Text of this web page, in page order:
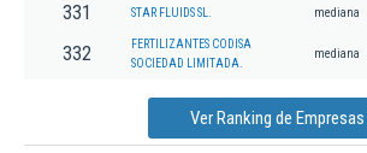
331 STAR FLUIDS SL. mediana
332
FERTILIZANTES CODISA
SOCIEDAD LIMITADA.
mediana
Ver Ranking de